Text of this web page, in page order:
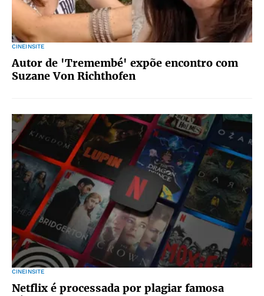
CINEINSITE
Autor de 'Tremembé' expõe encontro com
Suzane Von Richthofen
CINEINSITE
Netflix é processada por plagiar famosa